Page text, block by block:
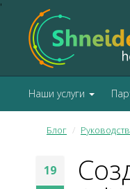
'
Наши услуги
Блог
19